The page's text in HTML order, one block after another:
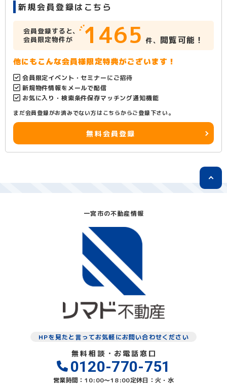
新規会員登録はこちら
会員登録すると、
会員限定物件が
1465 件、 閲覧可能！
他にもこんな会員様限定特典がございます！
会員限定イベント・セミナーにご招待
新規物件情報をメールで配信
お気に入り・検索条件保存マッチング通知機能
まだ会員登録がお済みでない方はこちらからご登録下さい。
無料会員登録
一宮市の不動産情報
HPを見たと言ってお気軽にお問い合わせください
無料相談・お電話窓口
0120-770-751
営業時間：10:00〜18:00定休日：火・水